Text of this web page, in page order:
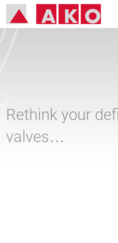
Rethink your
valves…